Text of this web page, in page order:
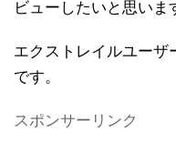
ビューしたいと思いま
エクストレイルユーザ
です。
スポンサーリンク